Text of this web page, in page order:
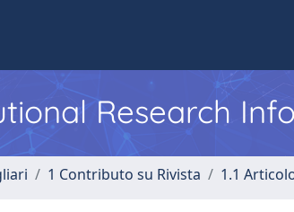
Research
1 Contributo su Rivista 1.1